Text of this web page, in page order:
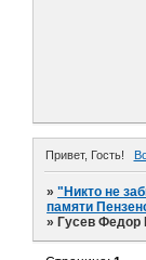
Привет, Гость!
»"Никто не
памяти
» Гусев Федор